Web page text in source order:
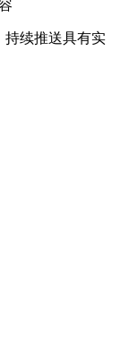
持续推送具有实